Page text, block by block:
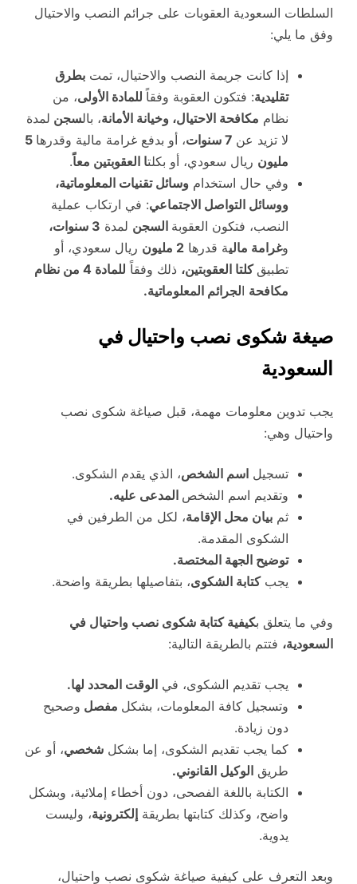
السلطات السعودية العقوبات على جرائم النصب والاحتيال
وفق ما يلي:
إذا كانت جريمة النصب والاحتيال، تمت بطرق
تقليدية: فتكون العقوبة وفقاًللمادة الأولى، من
نظام مكافحة الاحتيال، وخيانة الأمانة، بالسجن لمدة
لا تزيد عن
، أو بدفع غرامة مالية وقدرها 5
مليون ريال سعودي، أو بكلتا العقوبتين معاً.
وفي حال استخدام وسائل تقنيات المعلوماتية،
ووسائل التواصل الاجتماعي: في ارتكاب عملية
النصب، فتكون العقوبة السجن لمدة 3 سنوات،
وغرامة مالية قدرها 2 مليون
ريال سعودي، أو
تطبيق كلتا العقوبتين، ذلك وفقاً
للمادة 4 من نظام
مكافحة الجرائم المعلوماتية.
صيغة شكوى نصب واحتيال في
السعودية
يجب تدوين معلومات مهمة، قبل صياغة شكوى نصب
واحتيال وهي:
تسجيل اسم الشخص، الذي يقدم الشكوى.
وتقديم اسم الشخص المدعى عليه.
ثم بيان محل الإقامة، لكل من الطرفين في
الشكوى المقدمة.
توضيح الجهة المختصة.
يجبكتابة الشكوى، بتفاصيلها بطريقة واضحة.
وفي ما يتعلق بكيفية كتابة شكوى نصب واحتيال في
السعودية، فتتم بالطريقة التالية:
يجب تقديم الشكوى، في الوقت المحدد لها.
وتسجيل كافة المعلومات، بشكل مفصل وصحيح
دون زيادة.
كما يجب تقديم الشكوى، إما بشكل شخصي، أو عن
طريق الوكيل القانوني.
الكتابة باللغة الفصحى، دون أخطاء إملائية، وبشكل
واضح، وكذلك كتابتها بطريقة إلكترونية، وليست
يدوية.
وبعد التعرف على كيفية صياغة شكوى نصب واحتيال،